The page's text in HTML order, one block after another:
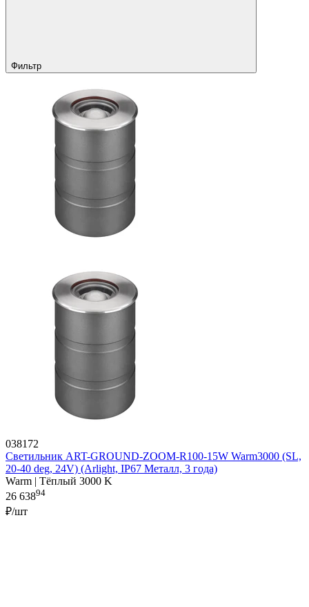
Фильтр
038172
Светильник ART-GROUND-ZOOM-R100-15W Warm3000 (SL,
20-40 deg, 24V) (Arlight, IP67 Металл, 3 года)
Warm | Тёплый 3000 K
26 63894
₽/шт